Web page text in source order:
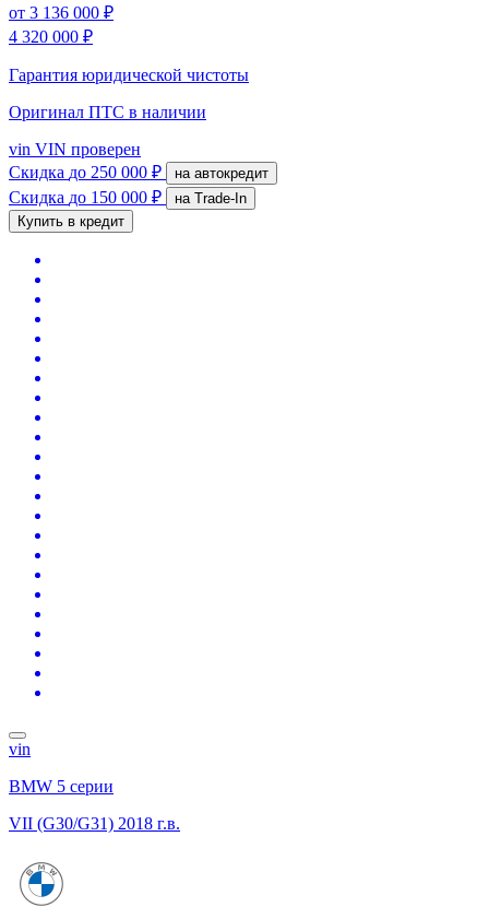
от 3 136 000 ₽
4 320 000 ₽
Гарантия юридической чистоты
Оригинал ПТС в наличии
vin VIN проверен
Скидка до 250 000 ₽ на автокредит
Скидка до 150 000 ₽
на Trade-In
Купить в кредит
vin
BMW 5 серии
VII (G30/G31) 2018 г.в.